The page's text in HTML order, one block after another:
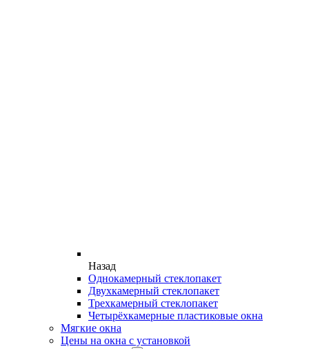
Назад
Однокамерный стеклопакет
Двухкамерный стеклопакет
Трехкамерный стеклопакет
Четырёхкамерные пластиковые окна
Мягкие окна
Цены на окна с установкой